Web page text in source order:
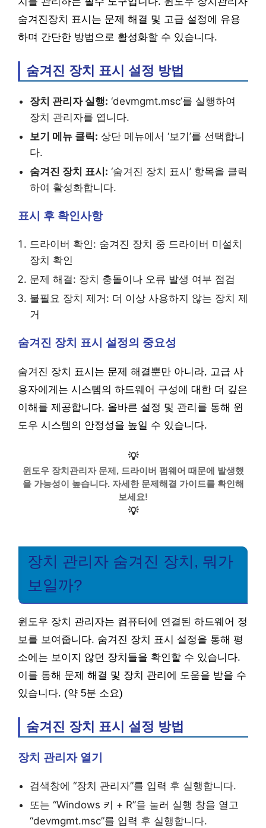
숨겨진장치 표시는 문제 해결 및 고급 설정에 유용
하며 간단한 방법으로 활성화할 수 있습니다.
숨겨진 장치 표시 설정 방법
장치 관리자 실행: ‘devmgmt.msc’를 실행하여
장치 관리자를 엽니다.
보기 메뉴 클릭: 상단 메뉴에서 ‘보기’를 선택합니
다.
숨겨진 장치 표시: ‘숨겨진 장치 표시’ 항목을 클릭
하여 활성화합니다.
표시 후 확인사항
드라이버 확인: 숨겨진 장치 중 드라이버 미설치
장치 확인
문제 해결: 장치 충돌이나 오류 발생 여부 점검
불필요 장치 제거: 더 이상 사용하지 않는 장치 제
거
숨겨진 장치 표시 설정의 중요성
숨겨진 장치 표시는 문제 해결뿐만 아니라, 고급 사
용자에게는 시스템의 하드웨어 구성에 대한 더 깊은
이해를 제공합니다. 올바른 설정 및 관리를 통해 윈
도우 시스템의 안정성을 높일 수 있습니다.
💡
윈도우 장치관리자 문제, 드라이버 펌웨어 때문에 발생했
을 가능성이 높습니다. 자세한 문제해결 가이드를 확인해
보세요!
💡
장치 관리자 숨겨진 장치, 뭐가
보일까?
윈도우 장치 관리자는 컴퓨터에 연결된 하드웨어 정
보를 보여줍니다. 숨겨진 장치 표시 설정을 통해 평
소에는 보이지 않던 장치들을 확인할 수 있습니다.
이를 통해 문제 해결 및 장치 관리에 도움을 받을 수
있습니다. (약 5분 소요)
숨겨진 장치 표시 설정 방법
장치 관리자 열기
검색창에 “장치 관리자”를 입력 후 실행합니다.
또는 “Windows 키 + R”을 눌러 실행 창을 열고
“devmgmt.msc”를 입력 후 실행합니다.